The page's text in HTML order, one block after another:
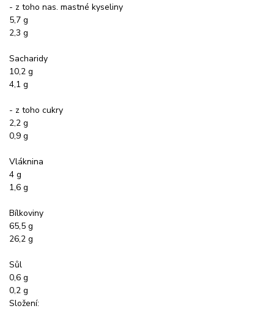
- z toho nas. mastné kyseliny
5,7 g
2,3 g
Sacharidy
10,2 g
4,1 g
- z toho cukry
2,2 g
0,9 g
Vláknina
4 g
1,6 g
Bílkoviny
65,5 g
26,2 g
Sůl
0,6 g
0,2 g
Složení: